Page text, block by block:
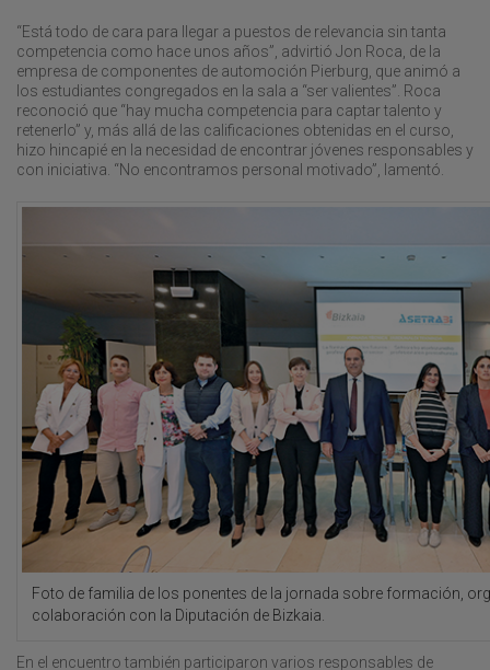
“Está todo de cara para llegar a puestos de relevancia sin tanta
competencia como hace unos años”, advirtió Jon Roca, de la
empresa de componentes de automoción Pierburg, que animó a
los estudiantes congregados en la sala a “ser valientes”. Roca
reconoció que “hay mucha competencia para captar talento y
retenerlo” y, más allá de las calificaciones obtenidas en el curso,
hizo hincapié en la necesidad de encontrar jóvenes responsables y
con iniciativa. “No encontramos personal motivado”, lamentó.
Foto de familia de los ponentes de la jornada sobre formación,
colaboración con la Diputación de Bizkaia.
En el encuentro también participaron varios responsables de